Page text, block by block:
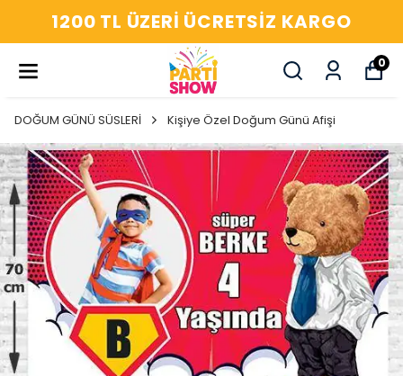
1200 TL ÜZERI ÜCRETSIZ KARGO
0
DOĞUM GÜNÜ SÜSLERİ Kişiye Özel Doğum Günü Afişi